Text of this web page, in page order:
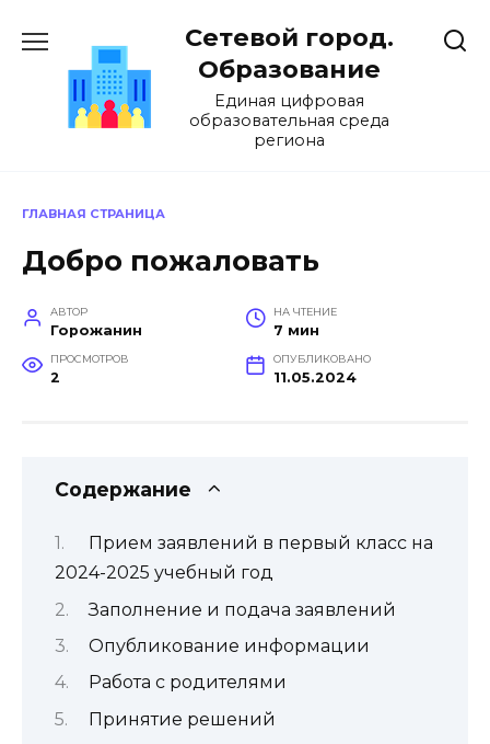
содержанию
Сетевой город.
Образование
Единая цифровая
образовательная среда
региона
ГЛАВНАЯ СТРАНИЦА
Добро пожаловать
АВТОР
Горожанин
НА ЧТЕНИЕ
7 мин
ПРОСМОТРОВ
2
ОПУБЛИКОВАНО
11.05.2024
Содержание
Прием заявлений в первый класс на
2024-2025 учебный год
Заполнение и подача заявлений
Опубликование информации
Работа с родителями
Принятие решений